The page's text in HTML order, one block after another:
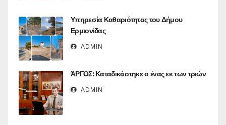
Υπηρεσία Καθαριότητας του Δήμου
Ερμιονίδας
ADMIN
ΆΡΓΟΣ: Καταδικάστηκε ο ένας εκ των τριών
ADMIN